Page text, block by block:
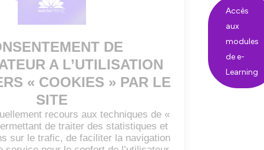
Accès
aux
modules
de e-
Learning